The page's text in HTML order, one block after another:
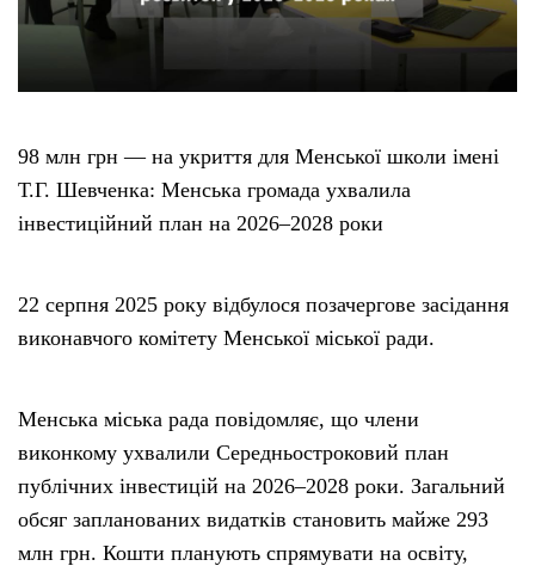
98 млн грн — на укриття для Менської школи імені
Т.Г. Шевченка: Менська громада ухвалила
інвестиційний план на 2026–2028 роки
22 серпня 2025 року відбулося позачергове засідання
виконавчого комітету Менської міської ради.
Менська міська рада повідомляє, що члени
виконкому ухвалили Середньостроковий план
публічних інвестицій на 2026–2028 роки. Загальний
обсяг запланованих видатків становить майже 293
млн грн. Кошти планують спрямувати на освіту,